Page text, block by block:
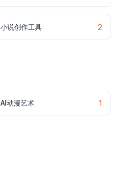
小说创作工具 2
AI动漫艺术 1